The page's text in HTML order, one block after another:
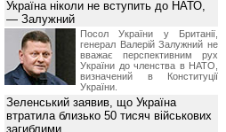
Україна ніколи не вступить до НАТО,
— Залужний
Посол України у Британії,
генерал Валерій Залужний не
вважає перспективним рух
України до членства в НАТО,
визначений в Конституції
України.
Зеленський заявив, що Україна
втратила близько 50 тисяч військових
загиблими